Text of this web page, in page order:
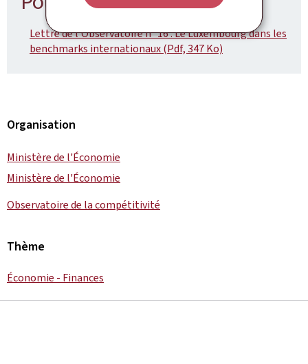
Lettre de l'Observatoire n° 16 : Le Luxembourg dans les
benchmarks internationaux (Pdf, 347 Ko)
Organisation
Ministère de l'Économie
Ministère de l'Économie
Observatoire de la compétitivité
Thème
Économie - Finances